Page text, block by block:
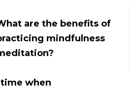
are the benefits of
mindfulness
when